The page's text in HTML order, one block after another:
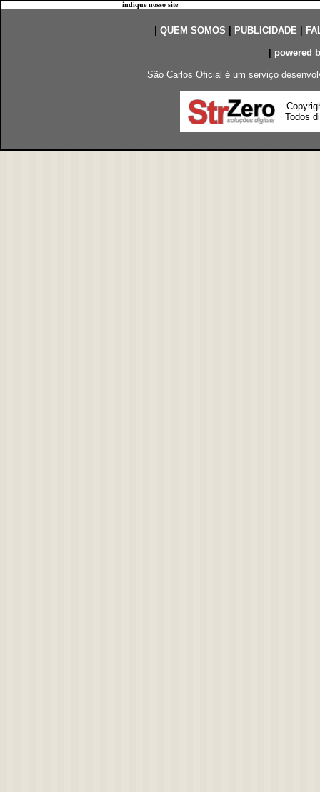
indique nosso site
QUEM SOMOS PUBLICIDADE|
powered
São Carlos Oficial é um serviço
Todos